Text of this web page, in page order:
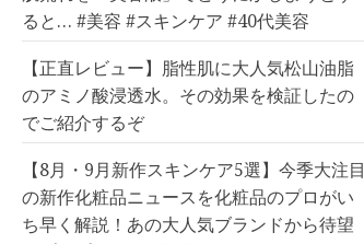
ると… #美容 #スキンケア #40代美容
【正直レビュー】脂性肌に大人気松山油脂
のアミノ酸浸透水。その効果を検証したの
でご紹介するぞ
【8月・9月新作スキンケア5選】今季大注目
の新作化粧品ニュースを化粧品のプロがい
ち早く解説！あの大人気ブランドから待望